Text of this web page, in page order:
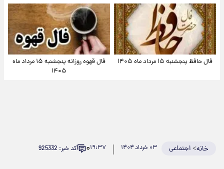
فال حافظ پنجشنبه ۱۵ مرداد ماه ۱۴۰۵
فال قهوه روزانه پنجشنبه ۱۵ مرداد ماه
۱۴۰۵
خانه>اجتماعی ۰۳ خرداد ۱۴۰۴ ۱۹:۳۷۰ کد خبر: 925332